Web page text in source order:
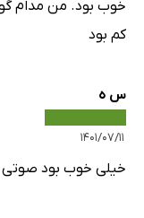
خوب بود. من مدام
کم بود
س ه
۱۴۰۱/۰۷/۱۱
خیلی خوب بود صوتی